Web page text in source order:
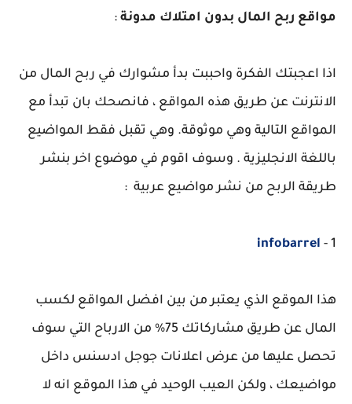
مواقع ربح المال بدون امتلاك مدونة :
اذا اعجبتك الفكرة واحببت بدأ مشوارك في ربح المال من
الانترنت عن طريق هذه المواقع ، فانصحك بان تبدأ مع
المواقع التالية وهي موثوقة. وهي تقبل فقط المواضيع
باللغة الانجليزية . وسوف اقوم في موضوع اخر بنشر
طريقة الربح من نشر مواضيع عربية :
1 -
infobarrel
هذا الموقع الذي يعتبر من بين افضل المواقع لكسب
المال عن طريق مشاركاتك 75% من الارباح التي سوف
تحصل عليها من عرض اعلانات جوجل ادسنس داخل
مواضيعك ، ولكن العيب الوحيد في هذا الموقع انه لا